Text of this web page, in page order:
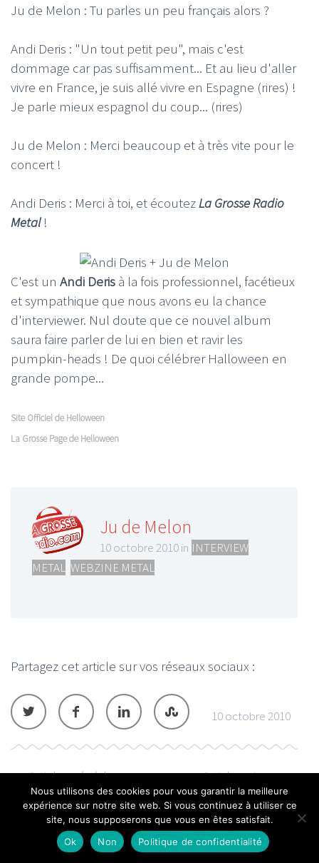
Ju de Melon : Tu parles un peu français alors ?
Andi Deris : "Un tout petit peu", mais c'est
dommage car pas suffisamment... Et au lieu d'aller
vivre en France, je suis allé vivre en Espagne (rires) !
Je parle mieux espagnol du coup... (rires)
Ju de Melon : Merci beaucoup et à très vite pour le
concert !
Andi Deris : Merci à toi, et écoutezLa Grosse Radio
Metal !
C'est un Andi Deris à la fois professionnel, facétieux
et sympathique que nous avons eu la chance
d'interviewer. Nul doute que ce nouvel album
saura faire parler de lui en bien et ravir les
pumpkin-heads ! De quoi célébrer Halloween en
grande pompe...
Site Officiel de Helloween
La Grosse Page de Helloween
Ju de Melon
10 octobre 2010 in INTERVIEW
METAL WEBZINE METAL
Partagez cet article sur vos réseaux sociaux :
10 octobre 2010
Article précédent Article suivant
Ces articles en relation peuvent
aussi vous intéresser...
Nous utilisons des cookies pour vous garantir la meilleure
expérience sur notre site web. Si vous continuez à utiliser ce
site, nous supposerons que vous en êtes satisfait.
Ok
Non Politique de confidentialité